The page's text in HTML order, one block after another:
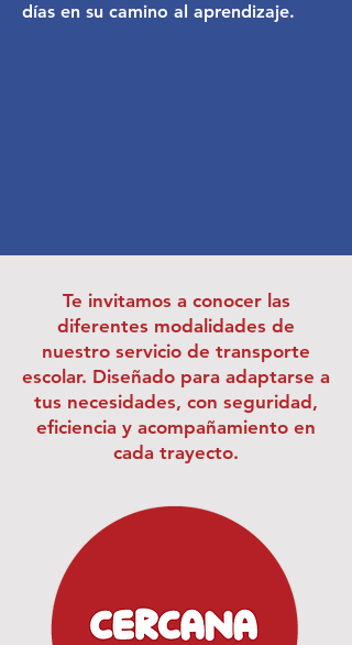
días en su camino al aprendizaje.
Te invitamos a conocer las
diferentes modalidades de
nuestro servicio de transporte
escolar. Diseñado para adaptarse a
tus necesidades, con seguridad,
eficiencia y acompañamiento en
cada trayecto.